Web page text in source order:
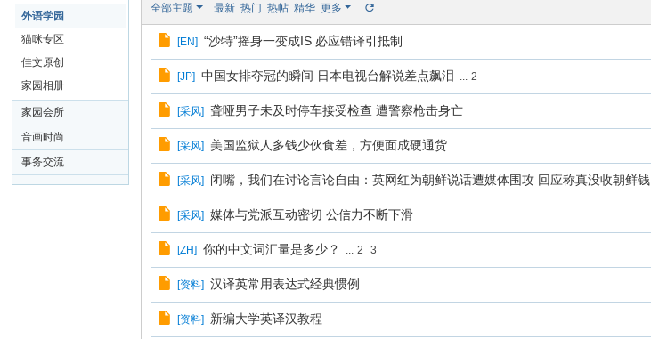
26
外语学园
猫咪专区
佳文原创
家园相册
家园会所
音画时尚
事务交流
全部主题 最新 热门 热帖 精华 更多
[EN] “沙特”摇身一变成IS 必应错译引抵制
[JP] 中国女排夺冠的瞬间 日本电视台解说差点飙泪 ... 2
[采风] 聋哑男子未及时停车接受检查 遭警察枪击身亡
[采风] 美国监狱人多钱少伙食差，方便面成硬通货
[采风] 闭嘴，我们在讨论言论自由：英网红为朝鲜说话遭媒体围攻 回应称真没收朝鲜钱
[采风] 媒体与党派互动密切 公信力不断下滑
[ZH] 你的中文词汇量是多少？ ... 2 3
[资料] 汉译英常用表达式经典惯例
[资料] 新编大学英译汉教程